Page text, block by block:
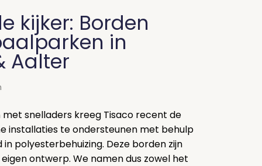
kijker: Borden
in
Aalter
snelladers kreeg Tisaco recent de
installaties te ondersteunen met behulp
polyesterbehuizing. Deze borden zijn
ontwerp. We namen dus zowel het